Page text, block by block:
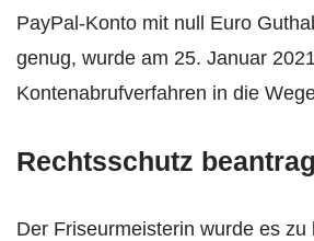
PayPal-Konto mit null Euro
genug, wurde am 25. Januar
Kontenabrufverfahren in die
Rechtsschutz
Der Friseurmeisterin wurde es zu